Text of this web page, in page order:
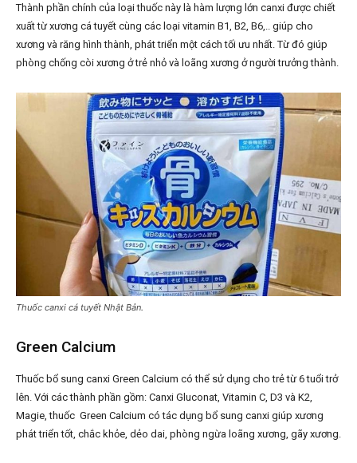
Thành phần chính của loại thuốc này là hàm lượng lớn canxi được chiết
xuất từ xương cá tuyết cùng các loại vitamin B1, B2, B6,.. giúp cho
xương và răng hình thành, phát triển một cách tối ưu nhất. Từ đó giúp
phòng chống còi xương ở trẻ nhỏ và loãng xương ở người trưởng thành.
Thuốc canxi cá tuyết Nhật Bản.
Green Calcium
Thuốc bổ sung canxi Green Calcium có thể sử dụng cho trẻ từ 6 tuổi trở
lên. Với các thành phần gồm: Canxi Gluconat, Vitamin C, D3 và K2,
Magie, thuốc Green Calcium có tác dụng bổ sung canxi giúp xương
phát triển tốt, chắc khỏe, dẻo dai, phòng ngừa loãng xương, gãy xương.